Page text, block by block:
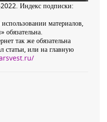
Индекс подписки:
материалов,
обязательна.
так же обязательна
статьи, или на главную